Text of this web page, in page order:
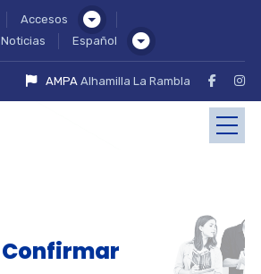
Accesos
Noticias Español
AMPAAlhamilla La Rambla
Confirmar